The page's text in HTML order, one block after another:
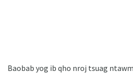
Baobab yog ib qho nroj tsuag